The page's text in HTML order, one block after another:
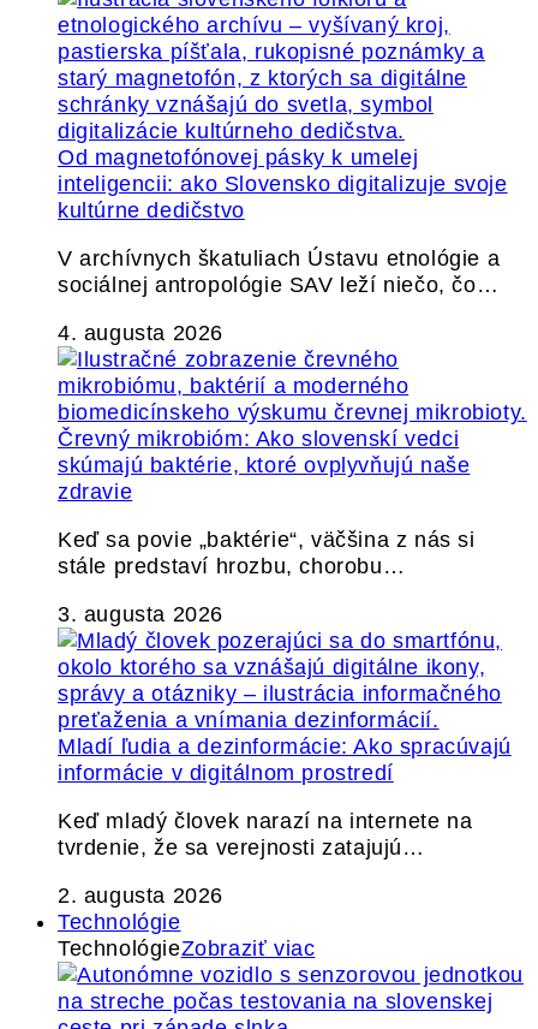
Od magnetofónovej pásky k umelej
inteligencii: ako Slovensko digitalizuje svoje
kultúrne dedičstvo
V archívnych škatuliach Ústavu etnológie a
sociálnej antropológie SAV leží niečo, čo…
4. augusta 2026
Črevný mikrobióm: Ako slovenskí vedci
skúmajú baktérie, ktoré ovplyvňujú naše
zdravie
Keď sa povie „baktérie“, väčšina z nás si
stále predstaví hrozbu, chorobu…
3. augusta 2026
Mladí ľudia a dezinformácie: Ako spracúvajú
informácie v digitálnom prostredí
Keď mladý človek narazí na internete na
tvrdenie, že sa verejnosti zatajujú…
2. augusta 2026
Technológie
TechnológieZobraziť viac